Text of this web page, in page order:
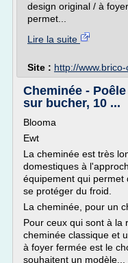
design original / à
permet...
Lire la suite
Site : http://
Cheminée -
sur bucher, 10 ...
Blooma
Ewt
La cheminée est très
domestiques à
équipement qui permet
se protéger du froid.
La cheminée, pour un
Pour ceux qui sont à la
cheminée classique et
à foyer fermée est le
souhaitent un modèle...